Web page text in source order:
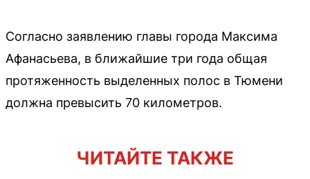
Согласно заявлению главы города Максима
Афанасьева, в ближайшие три года общая
протяженность выделенных полос в Тюмени
должна превысить 70 километров.
ЧИТАЙТЕ ТАКЖЕ